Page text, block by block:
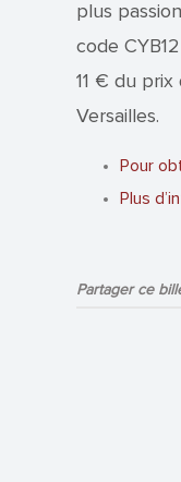
plus
code
11 € du prix
Versailles.
Pour
Plus
Partager ce